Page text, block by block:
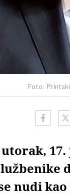
Foto:
nudi